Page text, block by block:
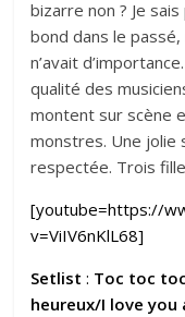
bizarre non ? Je
bond dans le
n’avait
qualité des
montent sur scène
monstres. Une jolie
respectée. Trois
[youtube=https://
v=ViIV6nKlL68]
Setlist : Toc toc
heureux/I love you